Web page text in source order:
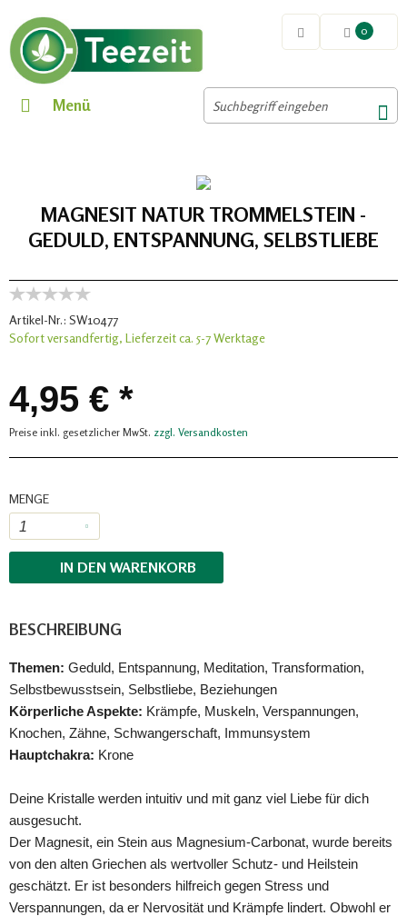
0
Menü
MAGNESIT NATUR TROMMELSTEIN -
GEDULD, ENTSPANNUNG, SELBSTLIEBE
Artikel-Nr.: SW10477
Sofort versandfertig, Lieferzeit ca. 5-7 Werktage
4,95 € *
Preise inkl. gesetzlicher MwSt. zzgl. Versandkosten
MENGE
IN DEN WARENKORB
BESCHREIBUNG
Themen: Geduld, Entspannung, Meditation, Transformation,
Selbstbewusstsein, Selbstliebe, Beziehungen
Körperliche Aspekte: Krämpfe, Muskeln, Verspannungen,
Knochen, Zähne, Schwangerschaft, Immunsystem
Hauptchakra: Krone
Deine Kristalle werden intuitiv und mit ganz viel Liebe für dich
ausgesucht.
Der Magnesit, ein Stein aus Magnesium-Carbonat, wurde bereits
von den alten Griechen als wertvoller Schutz- und Heilstein
geschätzt. Er ist besonders hilfreich gegen Stress und
Verspannungen, da er Nervosität und Krämpfe lindert. Obwohl er